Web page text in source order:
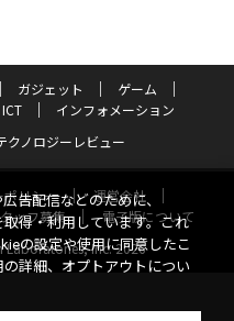
ガジェット
ゲーム
ICT
インフォメーション
クノロジーレビュー
リシー
運営会社
ッフ募集
電子版について
Laboratories, Inc. 2026
告配信などのために、
得・利用しています。これ
の設定や使用に同意したこ
詳細、オプトアウトについ